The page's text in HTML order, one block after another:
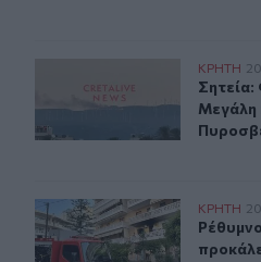
Σητεία: Φωτιά στα ΚΡΗΤΗ
Μεγάλη
Ρέθυμνο: Φωτιά σε σπίτι
ΚΡΗΤΗ